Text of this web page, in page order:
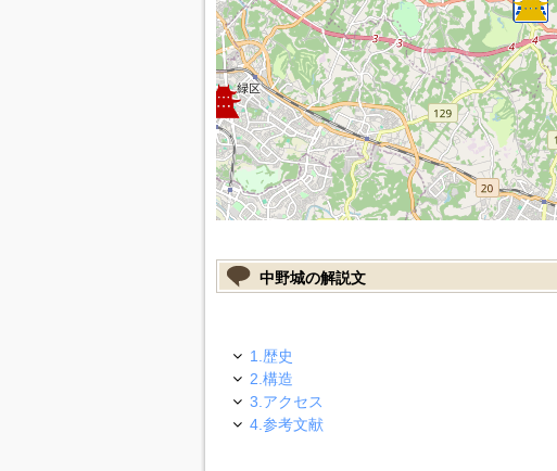
中野城の解説文
1.歴史
2.構造
3.アクセス
4.参考文献